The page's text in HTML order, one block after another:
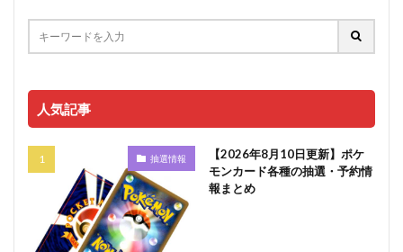
人気記事
抽選情報
【2026年8月10日更新】ポケ
モンカード各種の抽選・予約情
報まとめ